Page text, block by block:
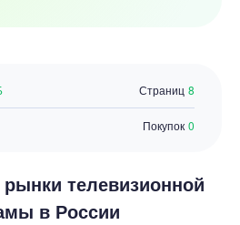
Страниц 8
Покупок 0
телевизионной
в России